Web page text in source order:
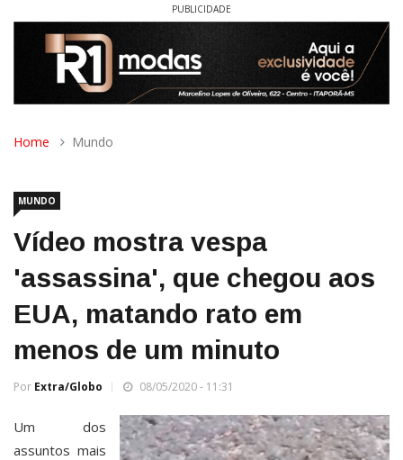
PUBLICIDADE
Home Mundo
MUNDO
Vídeo mostra vespa
'assassina', que chegou aos
EUA, matando rato em
menos de um minuto
Por Extra/Globo 08/05/2020 - 11:31
Um dos
assuntos mais